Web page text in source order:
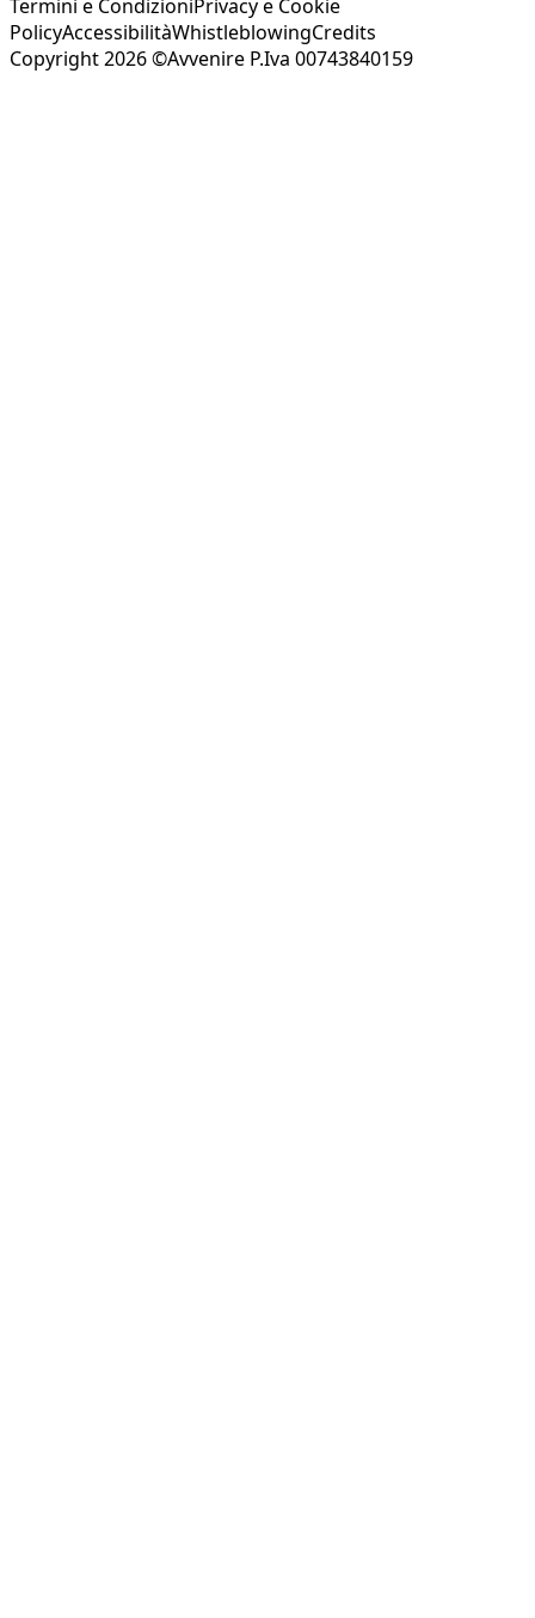
Termini e CondizioniPrivacy e Cookie
PolicyAccessibilitàWhistleblowingCredits
Copyright 2026 ©Avvenire P.Iva 00743840159